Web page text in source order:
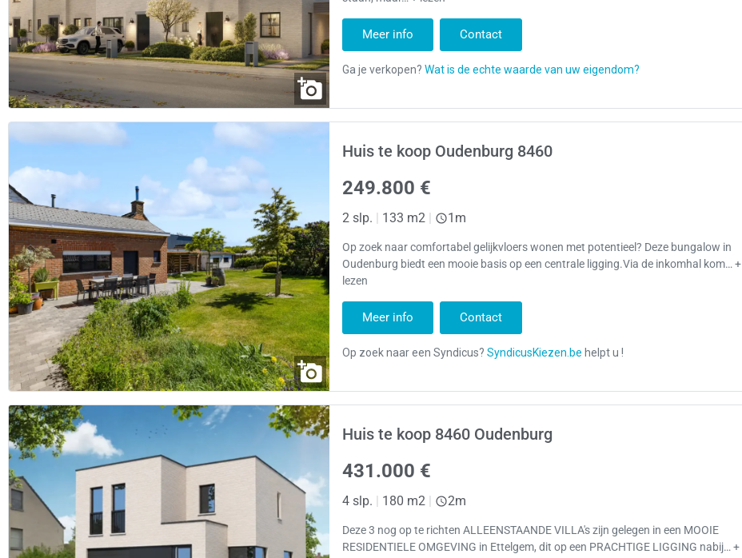
Meer info Contact
Huis te koop Oudenburg 8460
249.800 €
2 slp. | 133 m2 | 1m
Op zoek naar comfortabel gelijkvloers wonen met potentieel? Deze bungalow in
Oudenburg biedt een mooie basis op een centrale ligging.Via de inkomhal kom… +
lezen
Meer info Contact
Huis te koop 8460 Oudenburg
431.000 €
4 slp. | 180 m2 | 2m
Deze 3 nog op te richten ALLEENSTAANDE VILLA's zijn gelegen in een MOOIE
RESIDENTIELE OMGEVING in Ettelgem, dit op een PRACHTIGE LIGGING nabij… +